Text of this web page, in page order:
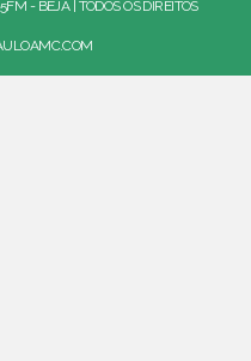
- BEJA | TODOS OS DIREITOS